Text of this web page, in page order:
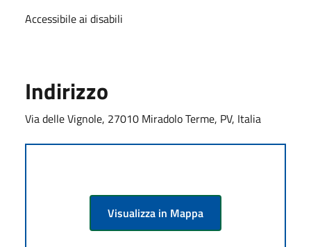
Accessibile ai disabili
Indirizzo
Via delle Vignole, 27010 Miradolo Terme, PV, Italia
Visualizza in Mappa